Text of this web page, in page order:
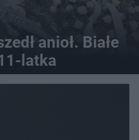
anioł. Białe
latka